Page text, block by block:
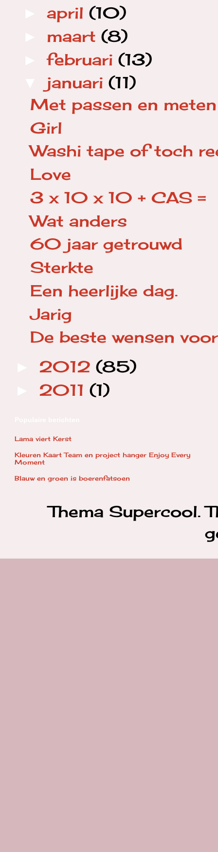
april (10)
maart (8)
►februari (13)
januari (11)
Met passen en meten
Girl
Washi tape of toch
Love
3 x 10 x 10 + CAS =
Wat anders
60 jaar getrouwd
Sterkte
Een heerlijke dag.
Jarig
De beste wensen
2012 (85)
2011 (1)
Lama viert Kerst
Kleuren Kaart Team en project hanger Enjoy Every
Moment
Blauw en groen is boerenfatsoen
Thema Supercool.